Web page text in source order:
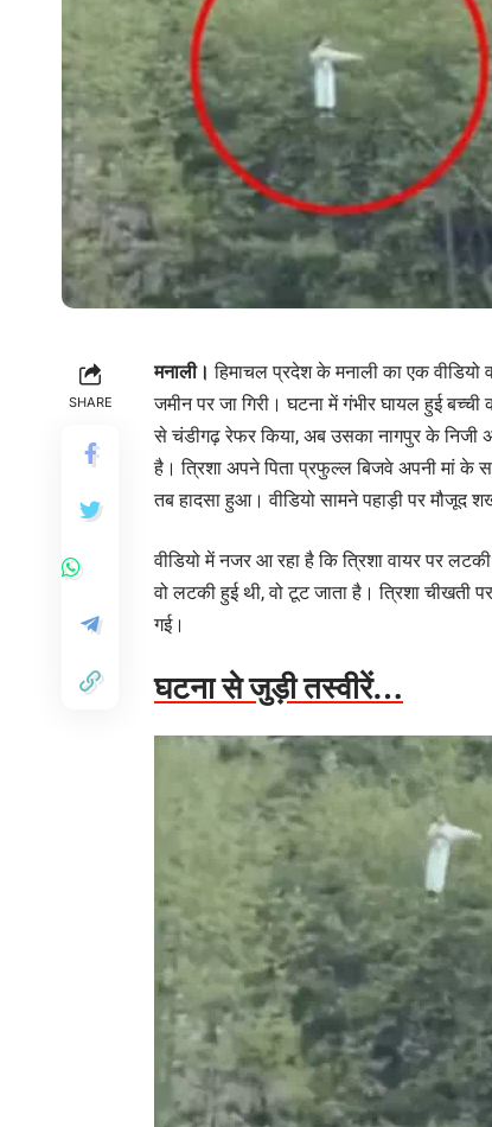
SHARE
मनाली। हिमाचल प्रदेश के मनाली का एक
जमीन पर जा गिरी। घटना में गंभीर घायल हुई
से चंडीगढ़ रेफर किया, अब उसका नागपुर के निजी
है। त्रिशा अपने पिता प्रफुल्ल बिजवे अपनी मां के
तब हादसा हुआ। वीडियो सामने पहाड़ी पर मौजूद
वीडियो में नजर आ रहा है कि त्रिशा वायर पर
वो लटकी हुई थी, वो टूट जाता है। त्रिशा चीखती
गई।
घटना से जुड़ी तस्वीरें…